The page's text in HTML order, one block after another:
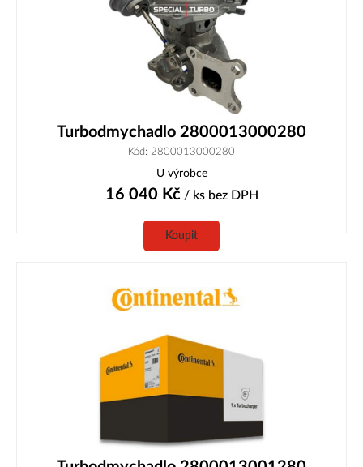
Turbodmychadlo 2800013000280
Kód: 2800013000280
U výrobce
16 040 Kč/ ks bez DPH
Koupit